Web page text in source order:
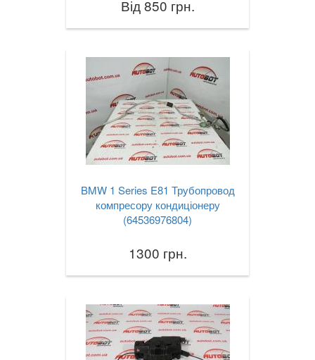
Від 850 грн.
BMW 1 Series E81 Трубопровод
компресору кондиціонеру
(64536976804)
1300 грн.